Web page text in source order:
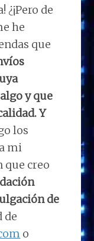
¿¡Pero de
he
que
y que
Y
los
mi
que creo
de
de
o